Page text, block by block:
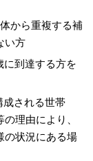
から重複する補
い方
到達する方を
される世帯
理由により、
の状況にある場